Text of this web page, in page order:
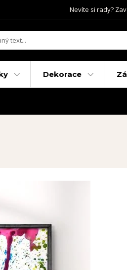
Nevíte si rady?
Dekorace